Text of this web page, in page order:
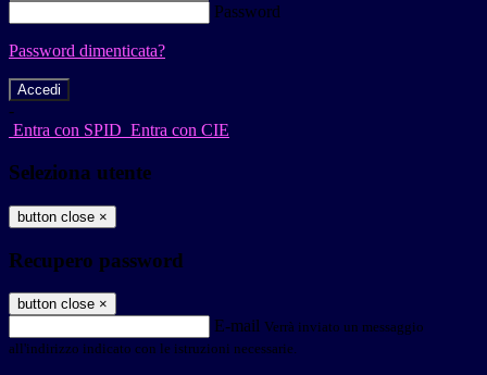
Password
Password dimenticata?
-
Entra con SPID Entra con CIE
Seleziona utente
button close ×
Recupero password
button close ×
E-mail Verrà inviato un messaggio
all'indirizzo indicato con le istruzioni necessarie.